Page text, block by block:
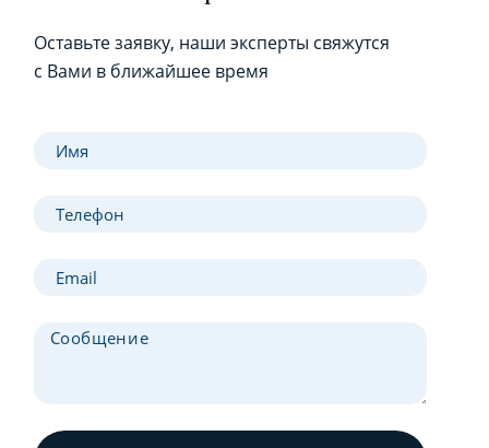
Оставьте заявку, наши эксперты свяжутся
с Вами в ближайшее время